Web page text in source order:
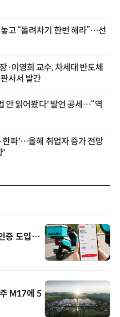
고 “돌려차기 한번 해라”…선
·이영희 교수, 차세대 반도체
사서 발간
안 읽어봤다' 발언 공세…“역
한파'…올해 취업자 증가 전망
'
증 도입…
M17에 5